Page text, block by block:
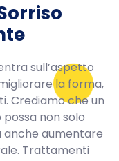
sull’aspetto
la forma,
Crediamo che un
non solo
anche aumentare
Trattamenti